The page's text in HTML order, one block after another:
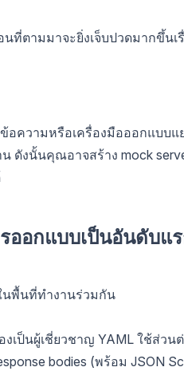
ตามมาจะยิ่งเจ็บปวดมากขึ้นเ
ความหรือเครื่องมือออกแบบ
ดังนั้นคุณอาจสร้าง mock
อกแบบเป็นอันดับแ
นพื้นที่ทำงานร่วมกัน
เป็นผู้เชี่ยวชาญ YAML ใช้ส่วน
bodies (พร้อม JSON